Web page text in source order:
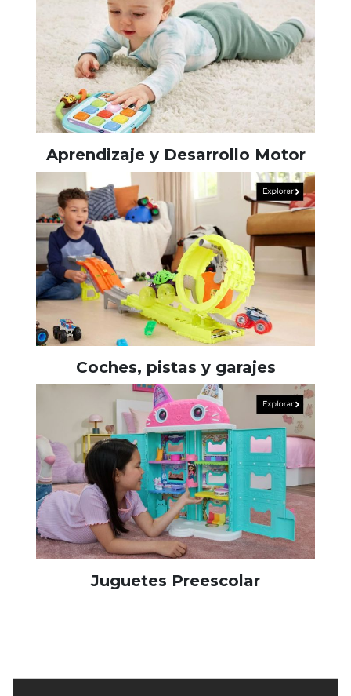
Aprendizaje y Desarrollo Motor
Coches, pistas y garajes
Juguetes Preescolar